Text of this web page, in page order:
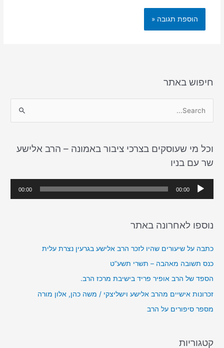
חיפוש באתר
r
c
h
וכל מי שעוסקים בצרכי ציבור באמונה – הרב אלישע
שר עם בניו
ג
א
ד
י
ו
00:00
00:00
נוספו לאחרונה באתר
כתבה על שיעורים שהיו לזכר הרב אלישע בגרעין נצרת עלית
כנס תשובה מאהבה – תשרי תשע”ט
הספד של הרב אופיר פריד בישיבת מרכז הרב.
זכרונות אישיים מהרב אלישע וישליצקי / משה כהן, אלון מורה
מספר סיפורים על הרב
קטגוריות